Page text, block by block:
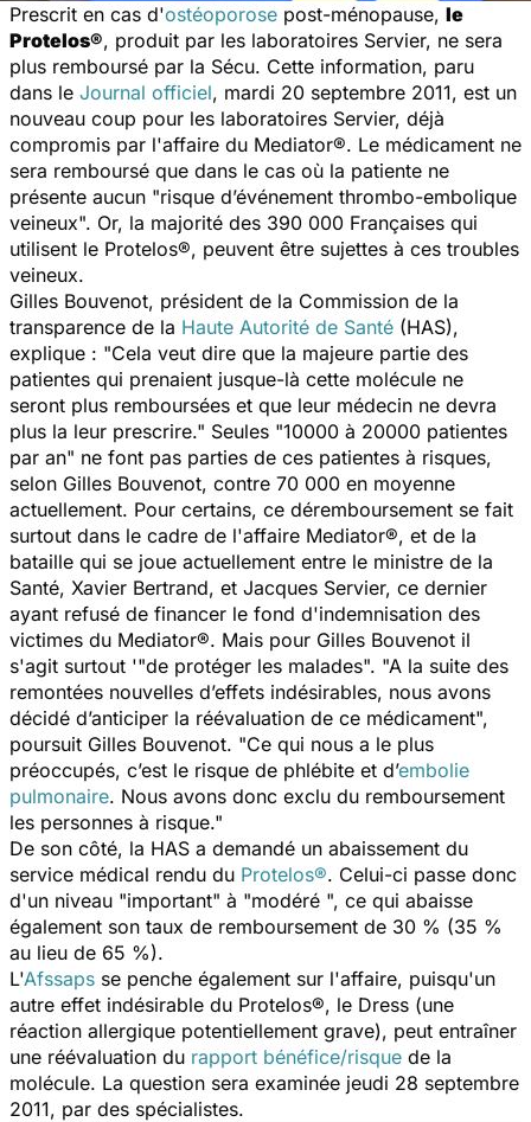
Prescrit en cas d'ostéoporose post-ménopause, le
Protelos®, produit par les laboratoires Servier, ne sera
plus remboursé par la Sécu. Cette information, paru
dans le Journal officiel, mardi 20 septembre 2011, est un
nouveau coup pour les laboratoires Servier, déjà
compromis par l'affaire du Mediator®. Le médicament ne
sera remboursé que dans le cas où la patiente ne
présente aucun "risque d’événement thrombo-embolique
veineux". Or, la majorité des 390 000 Françaises qui
utilisent le Protelos®, peuvent être sujettes à ces troubles
veineux.
Gilles Bouvenot, président de la Commission de la
transparence de la Haute Autorité de Santé (HAS),
explique : "Cela veut dire que la majeure partie des
patientes qui prenaient jusque-là cette molécule ne
seront plus remboursées et que leur médecin ne devra
plus la leur prescrire." Seules "10000 à 20000 patientes
par an" ne font pas parties de ces patientes à risques,
selon Gilles Bouvenot, contre 70 000 en moyenne
actuellement. Pour certains, ce déremboursement se fait
surtout dans le cadre de l'affaire Mediator®, et de la
bataille qui se joue actuellement entre le ministre de la
Santé, Xavier Bertrand, et Jacques Servier, ce dernier
ayant refusé de financer le fond d'indemnisation des
victimes du Mediator®. Mais pour Gilles Bouvenot il
s'agit surtout '"de protéger les malades". "A la suite des
remontées nouvelles d’effets indésirables, nous avons
décidé d’anticiper la réévaluation de ce médicament",
poursuit Gilles Bouvenot. "Ce qui nous a le plus
préoccupés, c’est le risque de phlébite et d’embolie
pulmonaire. Nous avons donc exclu du remboursement
les personnes à risque."
De son côté, la HAS a demandé un abaissement du
service médical rendu du Protelos®. Celui-ci passe donc
d'un niveau "important" à "modéré ", ce qui abaisse
également son taux de remboursement de 30 % (35 %
au lieu de 65 %).
L'Afssaps se penche également sur l'affaire, puisqu'un
autre effet indésirable du Protelos®, le Dress (une
réaction allergique potentiellement grave), peut entraîner
une réévaluation du rapport bénéfice/risque de la
molécule. La question sera examinée jeudi 28 septembre
2011, par des spécialistes.